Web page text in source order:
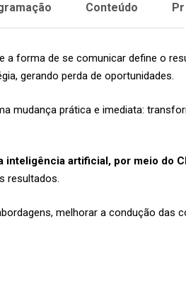
Conteúdo
a forma de se comunicar define o
gerando perda de oportunidades.
mudança prática e imediata:
inteligência artificial, por meio do
resultados.
melhorar a condução das